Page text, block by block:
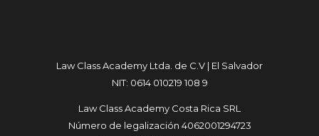
Law Class Academy Ltda. de C.V | El Salvador
NIT: 0614 010219 108 9
Law Class Academy Costa Rica SRL
Número de legalización 4062001294723